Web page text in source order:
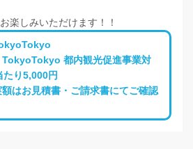
楽しみいただけます！！
都内観光促進事業対
り5,000円
はお見積書・ご請求書にてご確認